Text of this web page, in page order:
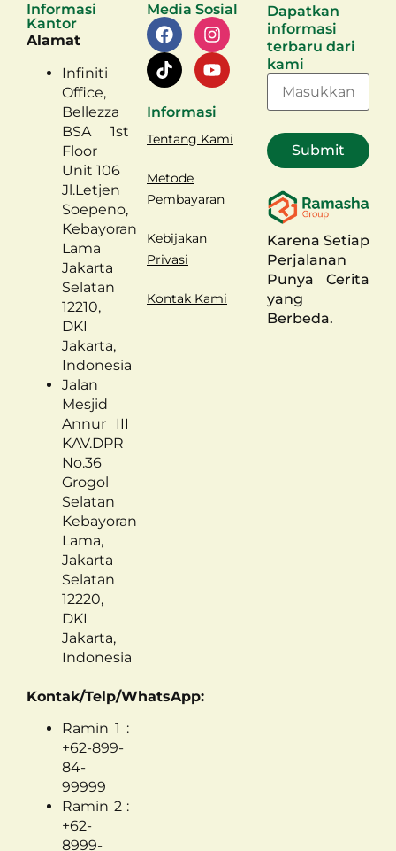
Informasi
Kantor
Alamat
Infiniti
Office,
Bellezza
BSA 1st
Floor
Unit 106
Jl.Letjen
Soepeno,
Kebayoran
Lama
Jakarta
Selatan
12210,
DKI
Jakarta,
Indonesia
Jalan
Mesjid
Annur III
KAV.DPR
No.36
Grogol
Selatan
Kebayoran
Lama,
Jakarta
Selatan
12220,
DKI
Jakarta,
Indonesia
Kontak/Telp/WhatsApp:
Ramin 1 :
+62-899-
84-
99999
Ramin 2 :
+62-
8999-
Media Sosial
Informasi
Tentang Kami
Metode
Pembayaran
Kebijakan
Privasi
Kontak Kami
Dapatkan
informasi
terbaru dari
kami
Karena Setiap
Perjalanan
Punya Cerita
yang
Berbeda.